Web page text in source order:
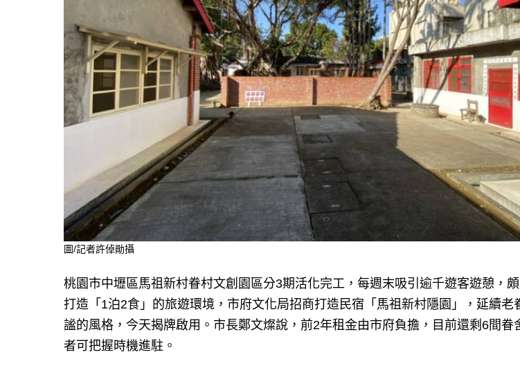
圖/記者許倬勛攝
桃園市中壢區馬祖新村眷村文創園區分3期活化完工，每週末吸引逾千遊客遊憩，
打造「1泊2食」的旅遊環境，市府文化局招商打造民宿「馬祖新村隱園」，延續老
謐的風格，今天揭牌啟用。市長鄭文燦說，前2年租金由市府負擔，目前還剩6間眷
者可把握時機進駐。